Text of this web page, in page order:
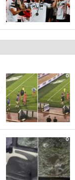
0
0